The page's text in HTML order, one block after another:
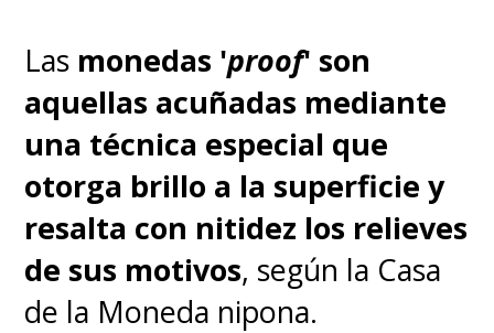
Las monedas 'proof' son
aquellas acuñadas mediante
una técnica especial que
otorga brillo a la superficie y
resalta con nitidez los relieves
de sus motivos, según la Casa
de la Moneda nipona.